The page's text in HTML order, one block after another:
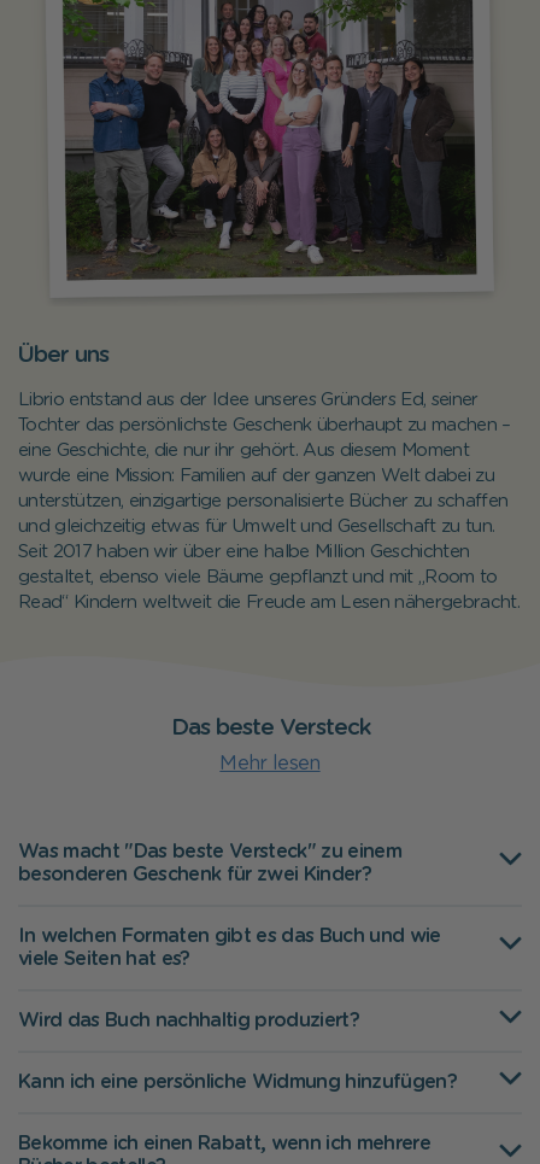
Über uns
Librio entstand aus der Idee unseres Gründers Ed, seiner
Tochter das persönlichste Geschenk überhaupt zu machen –
eine Geschichte, die nur ihr gehört. Aus diesem Moment
wurde eine Mission: Familien auf der ganzen Welt dabei zu
unterstützen, einzigartige personalisierte Bücher zu schaffen
und gleichzeitig etwas für Umwelt und Gesellschaft zu tun.
Seit 2017 haben wir über eine halbe Million Geschichten
gestaltet, ebenso viele Bäume gepflanzt und mit „Room to
Read“ Kindern weltweit die Freude am Lesen nähergebracht.
Das beste Versteck
Mehr lesen
Was macht "Das beste Versteck" zu einem
besonderen Geschenk für zwei Kinder?
In welchen Formaten gibt es das Buch und wie
viele Seiten hat es?
Wird das Buch nachhaltig produziert?
Kann ich eine persönliche Widmung hinzufügen?
Bekomme ich einen Rabatt, wenn ich mehrere